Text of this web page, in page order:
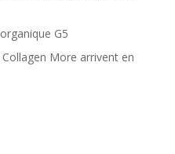
G5
More arrivent en